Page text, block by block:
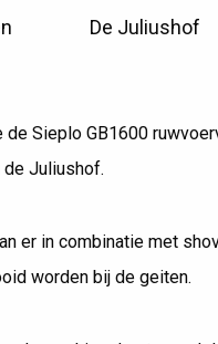
De Juliushof
de Sieplo GB1600
Juliushof.
er in combinatie met
worden bij de geiten.